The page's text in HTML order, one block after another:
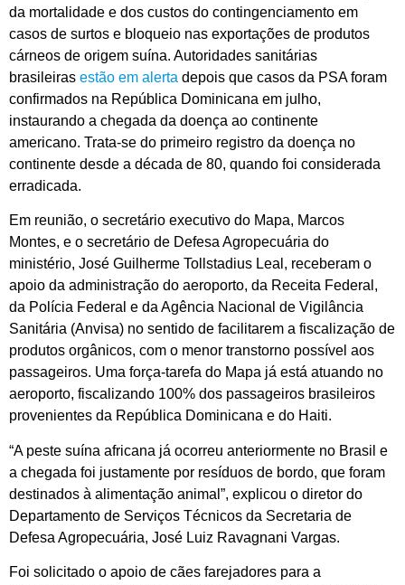
da mortalidade e dos custos do contingenciamento em
casos de surtos e bloqueio nas exportações de produtos
cárneos de origem suína. Autoridades sanitárias
brasileiras estão em alerta depois que casos da PSA foram
confirmados na República Dominicana em julho,
instaurando a chegada da doença ao continente
americano. Trata-se do primeiro registro da doença no
continente desde a década de 80, quando foi considerada
erradicada.
Em reunião, o secretário executivo do Mapa, Marcos
Montes, e o secretário de Defesa Agropecuária do
ministério, José Guilherme Tollstadius Leal, receberam o
apoio da administração do aeroporto, da Receita Federal,
da Polícia Federal e da Agência Nacional de Vigilância
Sanitária (Anvisa) no sentido de facilitarem a fiscalização de
produtos orgânicos, com o menor transtorno possível aos
passageiros. Uma força-tarefa do Mapa já está atuando no
aeroporto, fiscalizando 100% dos passageiros brasileiros
provenientes da República Dominicana e do Haiti.
“A peste suína africana já ocorreu anteriormente no Brasil e
a chegada foi justamente por resíduos de bordo, que foram
destinados à alimentação animal”, explicou o diretor do
Departamento de Serviços Técnicos da Secretaria de
Defesa Agropecuária, José Luiz Ravagnani Vargas.
Foi solicitado o apoio de cães farejadores para a